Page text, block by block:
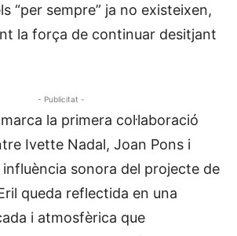
“per sempre” ja no existeixen,
la força de continuar desitjant
- Publicitat -
la primera col·laboració
Ivette Nadal, Joan Pons i
influència sonora del projecte de
queda reflectida en una
i atmosfèrica que